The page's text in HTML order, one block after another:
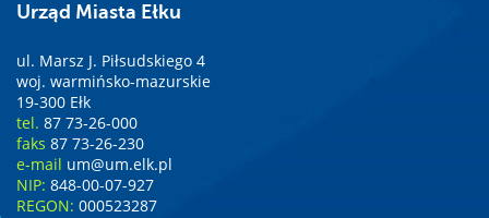
Urząd Miasta Ełku
ul. Marsz J. Piłsudskiego 4
woj. warmińsko-mazurskie
19-300 Ełk
tel. 87 73-26-000
faks 87 73-26-230
e-mail um@um.elk.pl
NIP: 848-00-07-927
REGON: 000523287